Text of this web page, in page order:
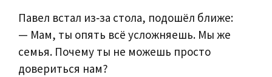
Павел встал из‑за стола, подошёл ближе:
— Мам, ты опять всё усложняешь. Мы же
семья. Почему ты не можешь просто
довериться нам?